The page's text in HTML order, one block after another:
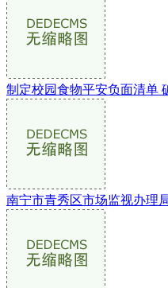
制定校园食物平安负面清单
南宁市青秀区市场监视办理